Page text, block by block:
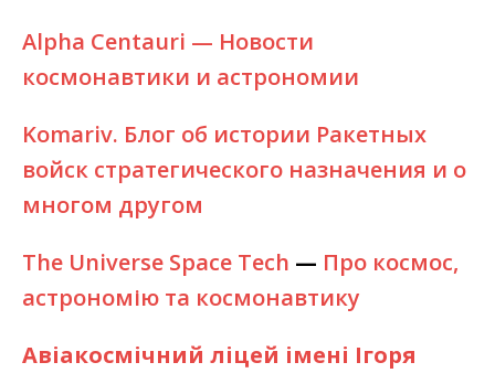
Alpha Centauri — Новости
космонавтики и астрономии
Komariv. Блог об истории Ракетных
войск стратегического назначения и о
многом другом
The Universe Space Tech — Про космос,
астрономію та космонавтику
Авіакосмічний ліцей імені Ігоря